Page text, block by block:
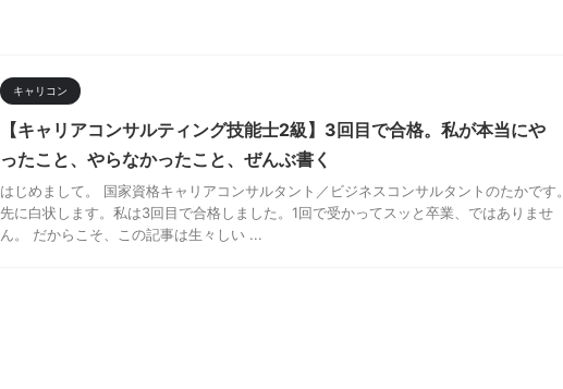
キャリコン
【キャリアコンサルティング技能士2級】3回目で合格。私が本当にや
ったこと、やらなかったこと、ぜんぶ書く
はじめまして。 国家資格キャリアコンサルタント／ビジネスコンサルタントのたかです。
先に白状します。私は3回目で合格しました。1回で受かってスッと卒業、ではありませ
ん。 だからこそ、この記事は生々しい ...